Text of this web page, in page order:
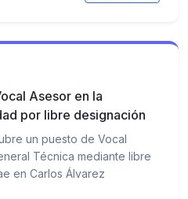
Asesor en la
por libre designación
un puesto de Vocal
Técnica mediante libre
en Carlos Álvarez